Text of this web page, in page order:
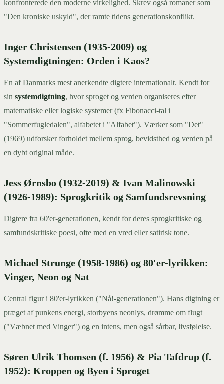
konfronterede den moderne virkelighed. Skrev også romaner som
"Den kroniske uskyld", der ramte tidens generationskonflikt.
Inger Christensen (1935-2009) og
Systemdigtningen: Orden i Kaos?
En af Danmarks mest anerkendte digtere internationalt. Kendt for
sin systemdigtning, hvor sproget og verden organiseres efter
matematiske eller logiske systemer (fx Fibonacci-tal i
"Sommerfugledalen", alfabetet i "Alfabet"). Værker som "Det"
(1969) udforsker forholdet mellem sprog, bevidsthed og verden på
en dybt original måde.
Jess Ørnsbo (1932-2019) & Ivan Malinowski
(1926-1989): Sprogkritik og Samfundsrevsning
Digtere fra 60'er-generationen, kendt for deres sprogkritiske og
samfundskritiske poesi, ofte med en vred eller satirisk tone.
Michael Strunge (1958-1986) og 80'er-lyrikken:
Vinger, Neon og Nat
Central figur i 80'er-lyrikken ("Nå!-generationen"). Hans digtning er
præget af punkens energi, storbyens neonlys, drømme om flugt
("Væbnet med Vinger") og en intens, men også sårbar, livsfølelse.
Søren Ulrik Thomsen (f. 1956) & Pia Tafdrup (f.
1952): Kroppen og Byen i Sproget